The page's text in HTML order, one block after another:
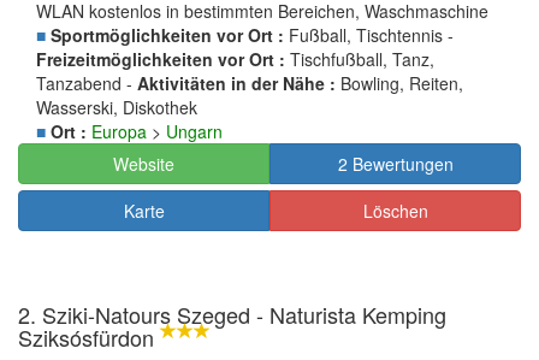
WLAN kostenlos in bestimmten Bereichen, Waschmaschine
■ Sportmöglichkeiten vor Ort : Fußball, Tischtennis -
Freizeitmöglichkeiten vor Ort : Tischfußball, Tanz,
Tanzabend - Aktivitäten in der Nähe : Bowling, Reiten,
Wasserski, Diskothek
■ Ort : Europa > Ungarn
Website
2 Bewertungen
Karte
Löschen
2. Sziki-Natours Szeged - Naturista Kemping
Sziksósfürdon